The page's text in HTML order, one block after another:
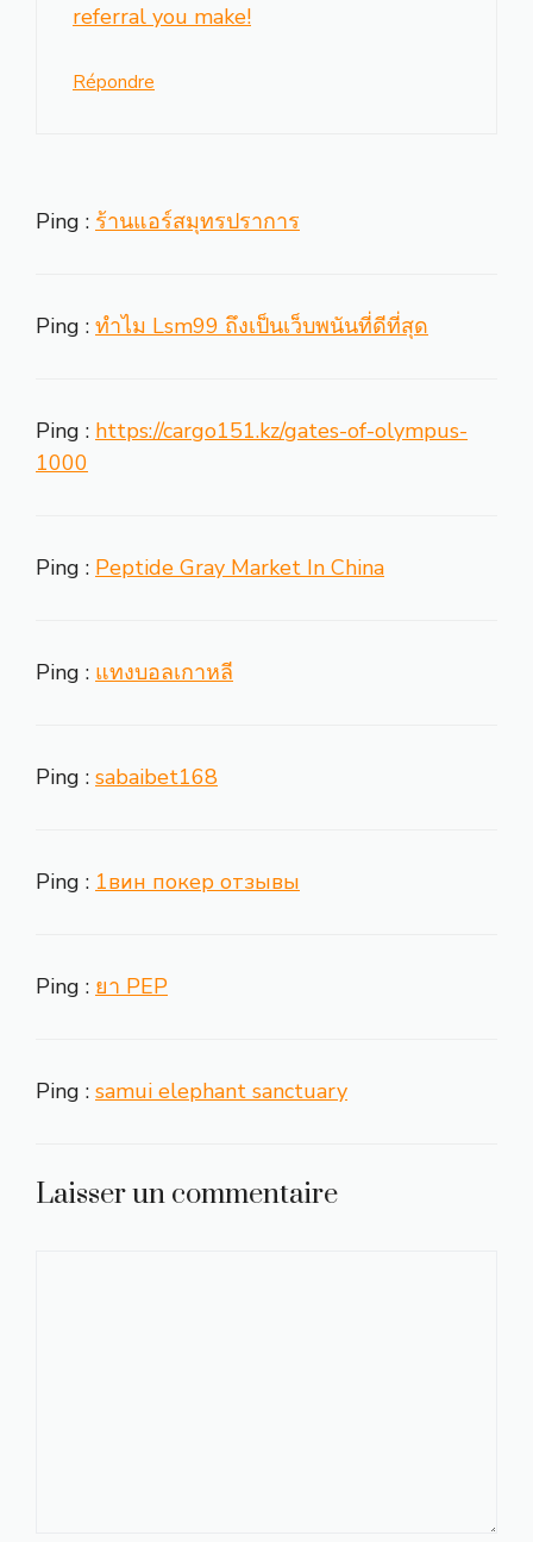
referral you make!
Répondre
Ping : ร้านแอร์สมุทรปราการ
Ping : ทำไม Lsm99 ถึงเป็นเว็บพนันที่ดีที่สุด
Ping : https://cargo151.kz/gates-of-olympus-
1000
Ping : Peptide Gray Market In China
Ping : แทงบอลเกาหลี
Ping : sabaibet168
Ping : 1вин покер отзывы
Ping : ยา PEP
Ping : samui elephant sanctuary
Laisser un commentaire